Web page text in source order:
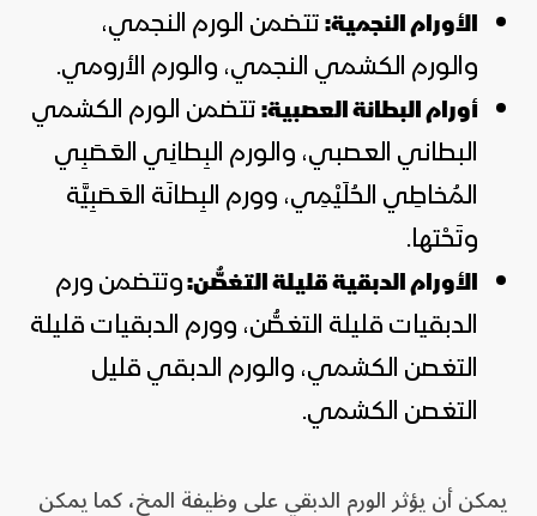
الأورام النجمية:تتضمن الورم النجمي،
والورم الكشمي النجمي، والورم الأرومي.
أورام البطانة العصبية:تتضمن الورم الكشمي
البطاني العصبي، والورم البِطانِي العَصَبِي
المُخاطِي الحُلَيْمِي، وورم البِطانَة العَصَبِيَّة
وتَحْتها.
الأورام الدبقية قليلة التغصُّن:وتتضمن ورم
الدبقيات قليلة التغصُّن، وورم الدبقيات قليلة
التغصن الكشمي، والورم الدبقي قليل
التغصن الكشمي.
يمكن أن يؤثر الورم الدبقي على وظيفة المخ، كما يمكن